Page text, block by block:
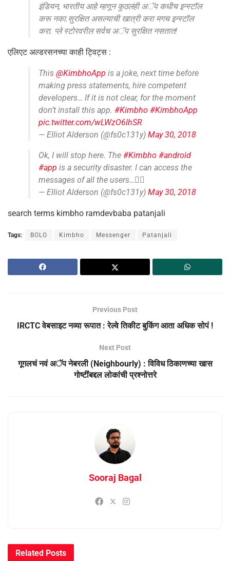
इंडियन, भारतीय आहे म्हणून कुठलंही अॅप कधीच इन्स्टॉल
करू नका.सुरक्षित असल्याची खात्री करा मगच इन्स्टॉल
करा. प्ले स्टोरवरील सर्वच अॅप सुरक्षित नसतात!
एलिएट अल्डरसनच्या काही ट्विट्स :
This @KimbhoApp is a joke, next time before
making press statements, hire competent
developers… If it is not clear, for the moment
don’t install this app. #Kimbho #KimbhoApp
pic.twitter.com/wLWzO6lhSR
— Elliot Alderson (@fs0c131y) May 30, 2018
Ok, I will stop here. The #Kimbho #android
#app is a security disaster. I can access the
messages of all the users…🤦‍♂️
— Elliot Alderson (@fs0c131y) May 30, 2018
search terms kimbho ramdevbaba patanjali
Tags: BOLO Kimbho Messenger Patanjali
Previous Post
IRCTC वेबसाइट नव्या रूपात : रेल्वे तिकीट बुकिंग आता अधिक सोपं !
Next Post
गूगलचं नवं अॅप नेबरली (Neighbourly) : विविध ठिकाणच्या खास
गोष्टींबद्दल लोकांची प्रश्नोत्तरे
Sooraj Bagal
Related Posts